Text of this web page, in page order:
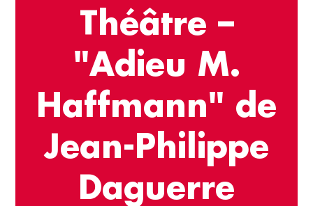
Théâtre –
"Adieu M.
Haffmann" de
Jean-Philippe
Daguerre